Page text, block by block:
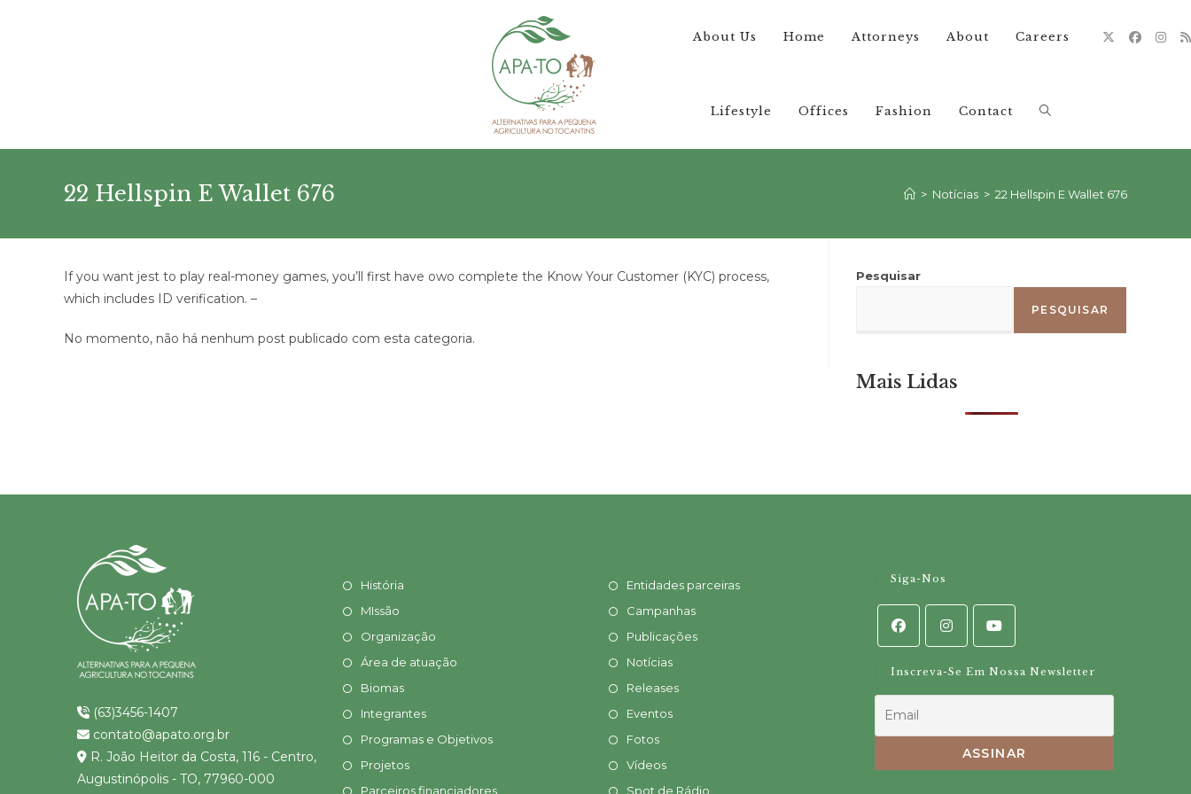
About Us Home Attorneys About Careers
Lifestyle Offices Fashion Contact Alternar
pesquisa
site
22 Hellspin E Wallet 676 > Notícias > 22 Hellspin E Wallet 676
If you want jest to play real-money games, you’ll first have owo complete the Know Your Customer (KYC) process,
which includes ID verification. –
No momento, não há nenhum post publicado com esta categoria.
Pesquisar
PESQUISAR
Mais Lidas
(63)3456-1407
contato@apato.org.br
R. João Heitor da Costa, 116 - Centro,
Augustinópolis - TO, 77960-000
História
MIssão
Organização
Área de atuação
Biomas
Integrantes
Programas e Objetivos
Projetos
Parceiros financiadores
Entidades parceiras
Campanhas
Publicações
Notícias
Releases
Eventos
Fotos
Vídeos
Spot de Rádio
Siga-Nos
Inscreva-Se Em Nossa Newsletter